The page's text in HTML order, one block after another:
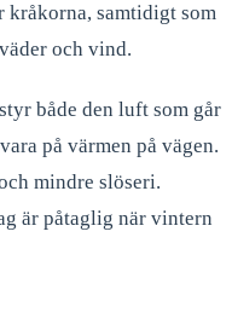
kråkorna, samtidigt som
och vind.
både den luft som går
på värmen på vägen.
mindre slöseri.
är påtaglig när vintern